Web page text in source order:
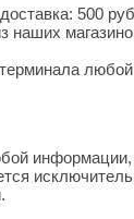
500
наших